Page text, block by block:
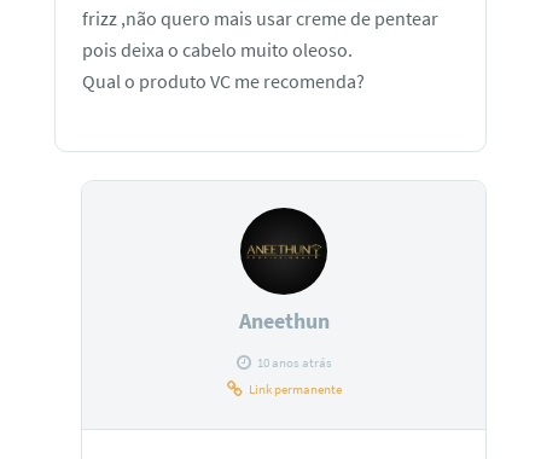
frizz ,não quero mais usar creme de pentear
pois deixa o cabelo muito oleoso.
Qual o produto VC me recomenda?
Aneethun
10 anos atrás
Link permanente